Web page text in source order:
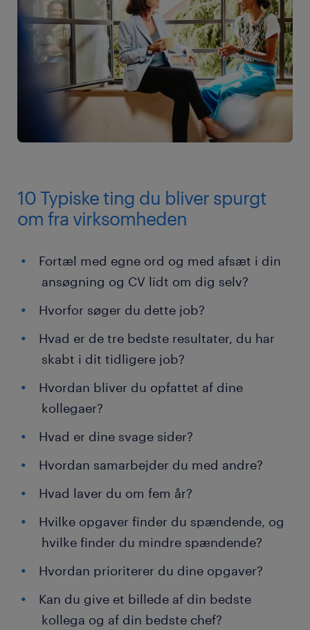
10 Typiske ting du bliver spurgt
om fra virksomheden
Fortæl med egne ord og med afsæt i din
ansøgning og CV lidt om dig selv?
Hvorfor søger du dette job?
Hvad er de tre bedste resultater, du har
skabt i dit tidligere job?
Hvordan bliver du opfattet af dine
kollegaer?
Hvad er dine svage sider?
Hvordan samarbejder du med andre?
Hvad laver du om fem år?
Hvilke opgaver finder du spændende, og
hvilke finder du mindre spændende?
Hvordan prioriterer du dine opgaver?
Kan du give et billede af din bedste
kollega og af din bedste chef?